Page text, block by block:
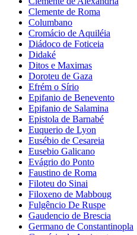
Clemente de Roma
Columbano
Cromácio de Aquiléia
Diádoco de Foticeia
Didaké
Ditos e Maximas
Doroteu de Gaza
Efrém o Sírio
Epifanio de Benevento
Epifanio de Salamina
Epistola de Barnabé
Euquerio de Lyon
Eusébio de Cesareia
Eusebio Galicano
Evágrio do Ponto
Faustino de Roma
Filoteu do Sinai
Filoxeno de Mabboug
Fulgêncio De Ruspe
Gaudencio de Brescia
Germano de Constantinopla